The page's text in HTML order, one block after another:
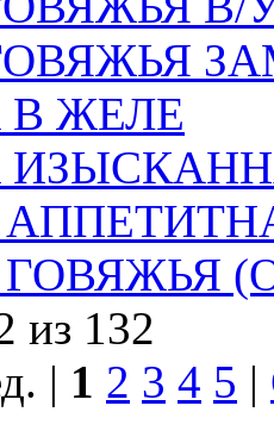
ЖЕЛЕ
из 132
| 1 2 3 4 5 |